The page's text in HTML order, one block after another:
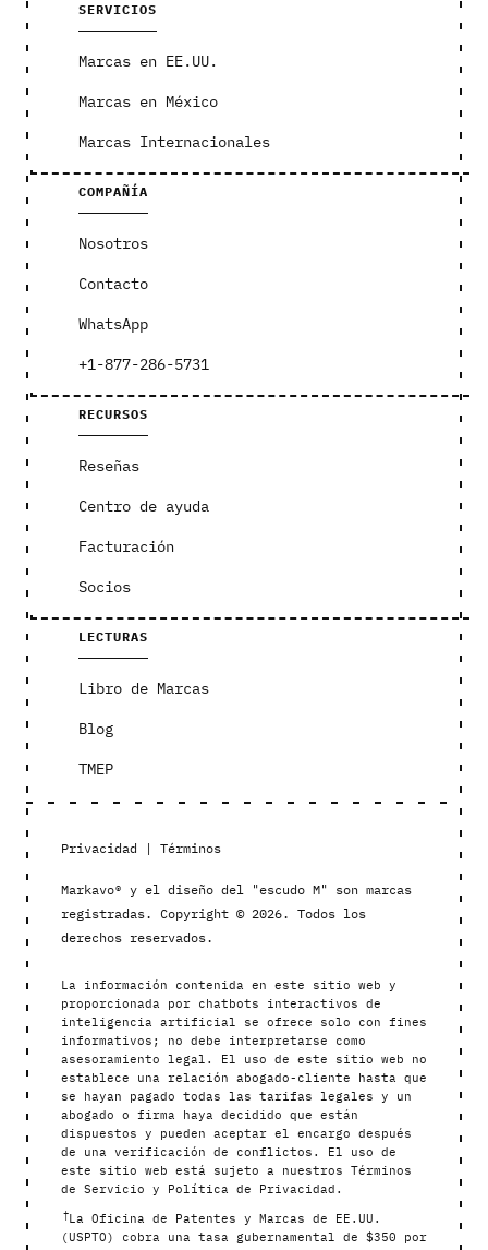
SERVICIOS
Marcas en EE.UU.
Marcas en México
Marcas Internacionales
COMPAÑÍA
Nosotros
Contacto
WhatsApp
+1-877-286-5731
RECURSOS
Reseñas
Centro de ayuda
Facturación
Socios
LECTURAS
Libro de Marcas
Blog
TMEP
Privacidad | Términos
Markavo® y el diseño del "escudo M" son marcas
registradas. Copyright © 2026. Todos los
derechos reservados.
La información contenida en este sitio web y
proporcionada por chatbots interactivos de
inteligencia artificial se ofrece solo con fines
informativos; no debe interpretarse como
asesoramiento legal. El uso de este sitio web no
establece una relación abogado-cliente hasta que
se hayan pagado todas las tarifas legales y un
abogado o firma haya decidido que están
dispuestos y pueden aceptar el encargo después
de una verificación de conflictos. El uso de
este sitio web está sujeto a nuestros Términos
de Servicio y Política de Privacidad.
†La Oficina de Patentes y Marcas de EE.UU.
(USPTO) cobra una tasa gubernamental de $350 por